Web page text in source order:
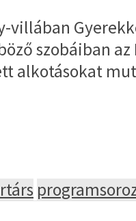
villában
szobáiban
alkotásokat